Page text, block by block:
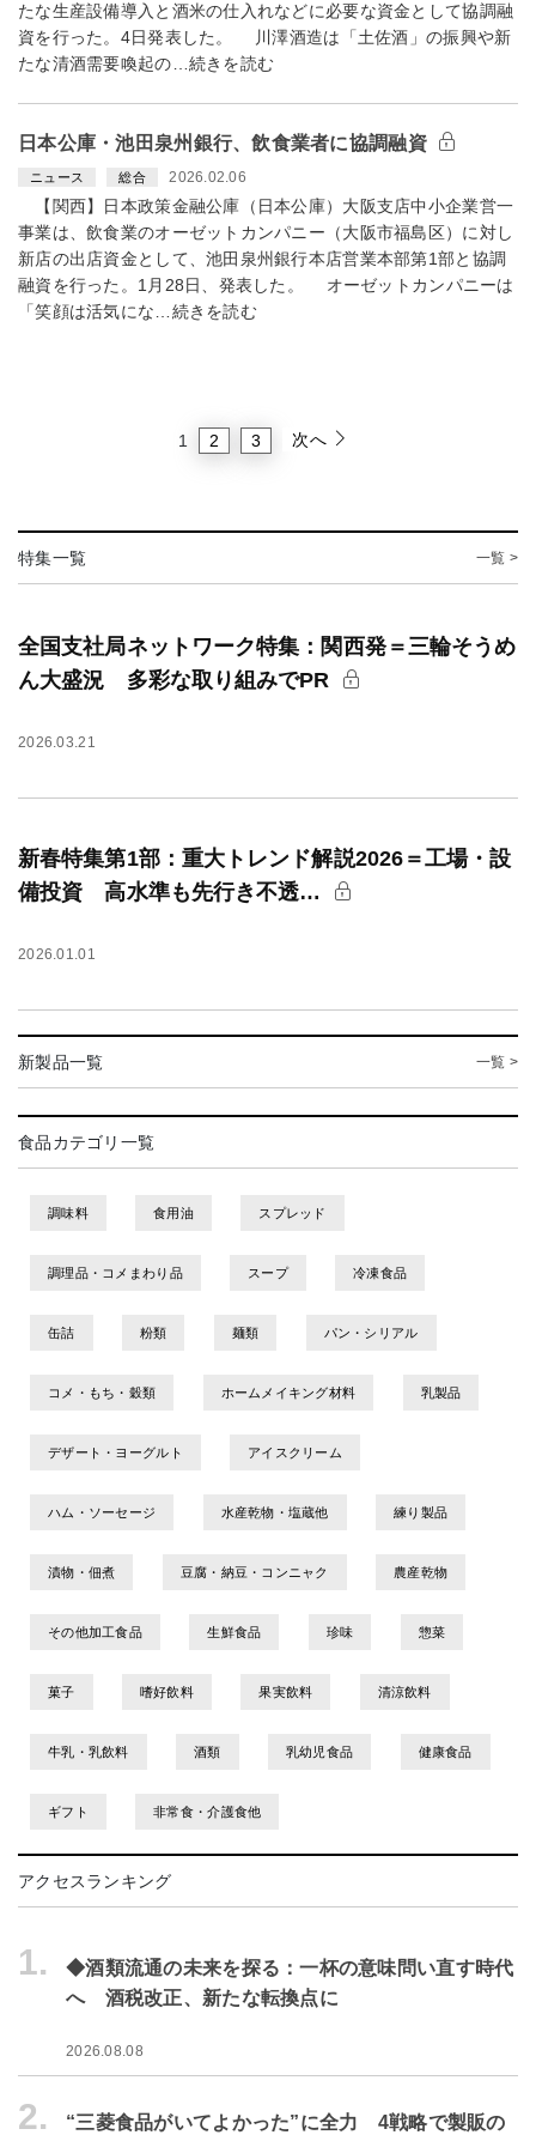
たな生産設備導入と酒米の仕入れなどに必要な資金として協調融
資を行った。4日発表した。 川澤酒造は「土佐酒」の振興や新
たな清酒需要喚起の…続きを読む
日本公庫・池田泉州銀行、飲食業者に協調融資
ニュース 総合 2026.02.06
【関西】日本政策金融公庫（日本公庫）大阪支店中小企業営一
事業は、飲食業のオーゼットカンパニー（大阪市福島区）に対し
新店の出店資金として、池田泉州銀行本店営業本部第1部と協調
融資を行った。1月28日、発表した。 オーゼットカンパニーは
「笑顔は活気にな…続きを読む
1 2 3 次へ
特集一覧 一覧 >
全国支社局ネットワーク特集：関西発＝三輪そうめ
ん大盛況 多彩な取り組みでPR
2026.03.21
新春特集第1部：重大トレンド解説2026＝工場・設
備投資 高水準も先行き不透…
2026.01.01
新製品一覧 一覧 >
食品カテゴリ一覧
調味料 食用油 スプレッド
調理品・コメまわり品 スープ 冷凍食品
缶詰 粉類 麺類 パン・シリアル
コメ・もち・穀類 ホームメイキング材料 乳製品
デザート・ヨーグルト アイスクリーム
ハム・ソーセージ 水産乾物・塩蔵他 練り製品
漬物・佃煮 豆腐・納豆・コンニャク 農産乾物
その他加工食品 生鮮食品 珍味 惣菜
菓子 嗜好飲料 果実飲料 清涼飲料
牛乳・乳飲料 酒類 乳幼児食品 健康食品
ギフト 非常食・介護食他
アクセスランキング
1.
◆酒類流通の未来を探る：一杯の意味問い直す時代
へ 酒税改正、新たな転換点に
2026.08.08
2. “三菱食品がいてよかった”に全力 4戦略で製販の